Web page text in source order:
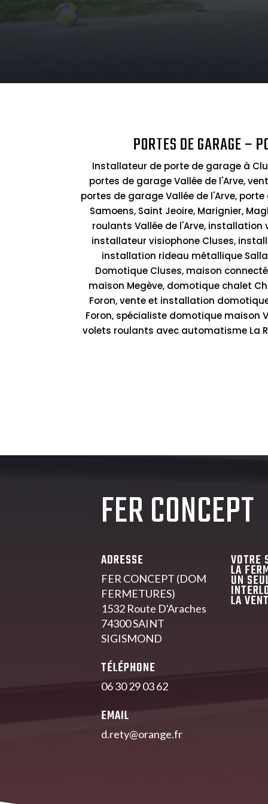
PORTES DE GARAGE –
Installateur de porte de garage à
portes de garage Vallée de l'Arve,
portes de garage Vallée de l'Arve,
Samoens, Saint Jeoire, Marignier,
roulants Vallée de l'Arve, installation
installateur visiophone Cluses,
installation rideau métallique
Domotique Cluses, maison
maison Megève, domotique chalet
Foron, vente et installation
Foron, spécialiste domotique maison
volets roulants avec automatisme La
FER CONCEPT
ADRESSE
FER CONCEPT (DOM
FERMETURES)
1532 Route D'Araches
74300 SAINT
SIGISMOND
TÉLÉPHONE
06 30 29 03 62
EMAIL
d.rety@orange.fr
VOTRE
LA
UN
LA